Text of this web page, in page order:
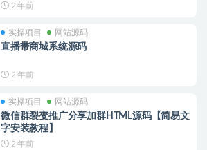
2 年前
实操项目 网站源码
直播带商城系统源码
2 年前
实操项目 网站源码
微信群裂变推广分享加群HTML源码【简易文
字安装教程】
2 年前